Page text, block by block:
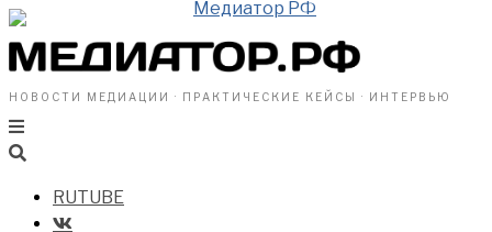
НОВОСТИ МЕДИАЦИИ · ПРАКТИЧЕСКИЕ КЕЙСЫ · ИНТЕРВЬЮ
RUTUBE